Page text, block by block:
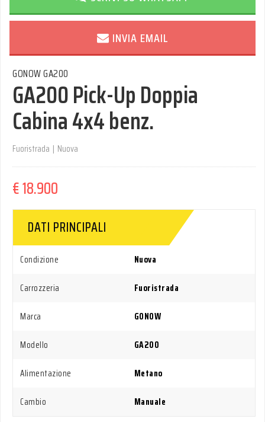
INVIA EMAIL
GONOW GA200
GA200 Pick-Up Doppia
Cabina 4x4 benz.
Fuoristrada | Nuova
€ 18.900
DATI PRINCIPALI
Condizione
Nuova
Carrozzeria
Fuoristrada
Marca
GONOW
Modello
GA200
Alimentazione
Metano
Cambio
Manuale